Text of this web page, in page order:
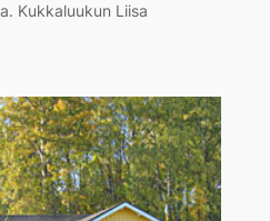
Kukkaluukun Liisa